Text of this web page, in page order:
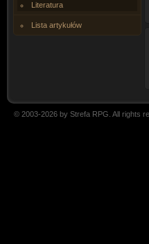
Literatura
Lista artykułów
© 2003-2026 by Strefa RPG. All rights